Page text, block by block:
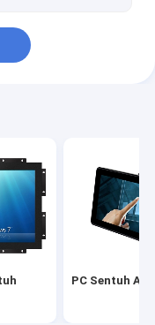
PC Sentuh AIO